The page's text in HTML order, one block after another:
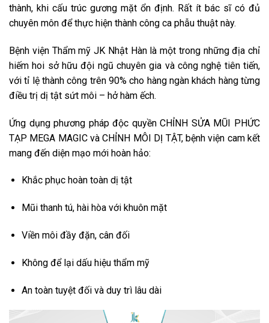
thành, khi cấu trúc gương mặt ổn định. Rất ít bác sĩ có đủ
chuyên môn để thực hiện thành công ca phẫu thuật này.
Bệnh viện Thẩm mỹ JK Nhật Hàn là một trong những địa chỉ
hiếm hoi sở hữu đội ngũ chuyên gia và công nghệ tiên tiến,
với tỉ lệ thành công trên 90% cho hàng ngàn khách hàng từng
điều trị dị tật sứt môi – hở hàm ếch.
Ứng dụng phương pháp độc quyền CHỈNH SỬA MŨI PHỨC
TẠP MEGA MAGIC và CHỈNH MÔI DỊ TẬT, bệnh viện cam kết
mang đến diện mạo mới hoàn hảo:
Khắc phục hoàn toàn dị tật
Mũi thanh tú, hài hòa với khuôn mặt
Viền môi đầy đặn, cân đối
Không để lại dấu hiệu thẩm mỹ
An toàn tuyệt đối và duy trì lâu dài